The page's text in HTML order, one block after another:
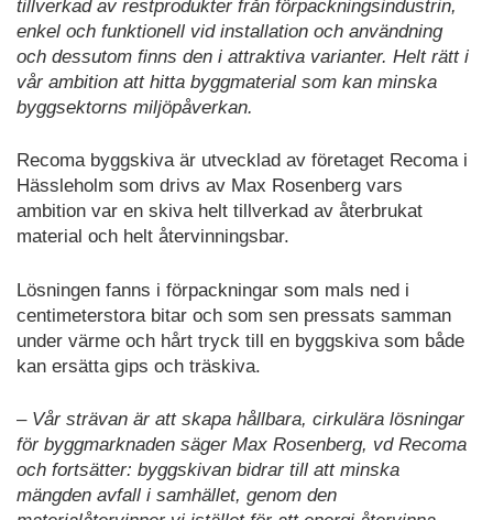
tillverkad av restprodukter från förpackningsindustrin,
enkel och funktionell vid installation och användning
och dessutom finns den i attraktiva varianter. Helt rätt i
vår ambition att hitta byggmaterial som kan minska
byggsektorns miljöpåverkan.
Recoma byggskiva är utvecklad av företaget Recoma i
Hässleholm som drivs av Max Rosenberg vars
ambition var en skiva helt tillverkad av återbrukat
material och helt återvinningsbar.
Lösningen fanns i förpackningar som mals ned i
centimeterstora bitar och som sen pressats samman
under värme och hårt tryck till en byggskiva som både
kan ersätta gips och träskiva.
– Vår strävan är att skapa hållbara, cirkulära lösningar
för byggmarknaden säger Max Rosenberg, vd Recoma
och fortsätter: byggskivan bidrar till att minska
mängden avfall i samhället, genom den